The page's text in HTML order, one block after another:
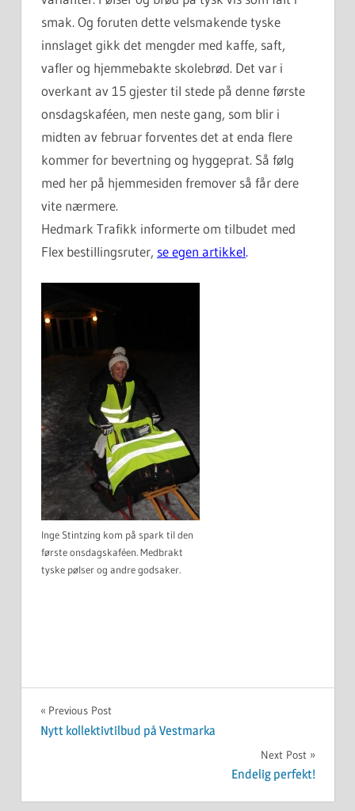
smak. Og foruten dette velsmakende tyske
innslaget gikk det mengder med kaffe, saft,
vafler og hjemmebakte skolebrød. Det var i
overkant av 15 gjester til stede på denne første
onsdagskaféen, men neste gang, som blir i
midten av februar forventes det at enda flere
kommer for bevertning og hyggeprat. Så følg
med her på hjemmesiden fremover så får dere
vite nærmere.
Hedmark Trafikk informerte om tilbudet med
Flex bestillingsruter, se egen artikkel.
Inge Stintzing kom på spark til den
første onsdagskaféen. Medbrakt
tyske pølser og andre godsaker.
UKATEGORISERT
Innleggsnavigasjon
Previous Post
Nytt kollektivtilbud på Vestmarka
Next Post
Endelig perfekt!